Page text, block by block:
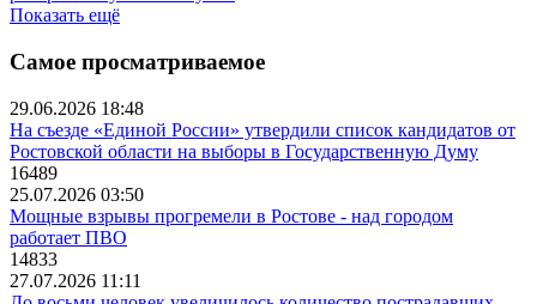
Показать ещё
Самое просматриваемое
29.06.2026 18:48
На съезде «Единой России» утвердили список кандидатов от
Ростовской области на выборы в Государственную Думу
16489
25.07.2026 03:50
Мощные взрывы прогремели в Ростове - над городом
работает ПВО
14833
27.07.2026 11:11